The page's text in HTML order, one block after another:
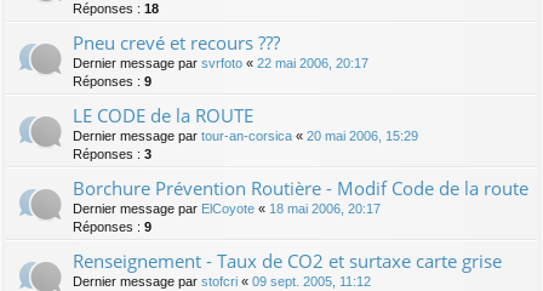
Réponses : 18
Pneu crevé et recours ???
Dernier message par svrfoto « 22 mai 2006, 20:17
Réponses : 9
LE CODE de la ROUTE
Dernier message par tour-an-corsica « 20 mai 2006, 15:29
Réponses : 3
Borchure Prévention Routière - Modif Code de la route
Dernier message par ElCoyote « 18 mai 2006, 20:17
Réponses : 9
Renseignement - Taux de CO2 et surtaxe carte grise
Dernier message par stofcri « 09 sept. 2005, 11:12